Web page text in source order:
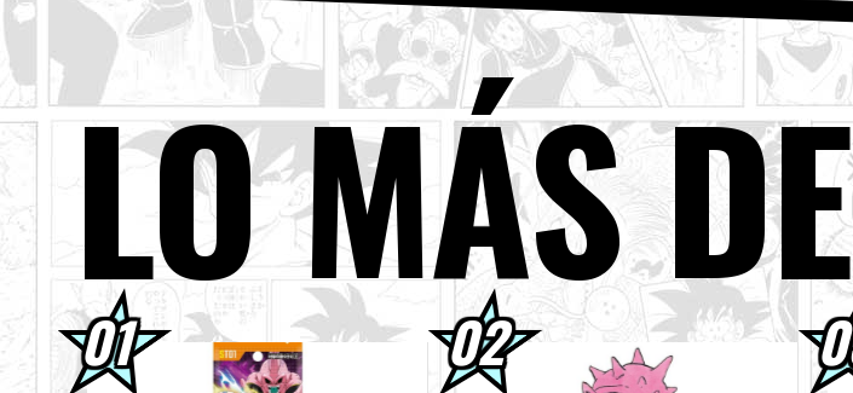
04.08.2026 Presentación semanal de personajes ☆
04.08.2026
¡Ya está a la venta la edición de
de Dragon Ball SD y todos los divertidos
03.08.2026 [3 de agosto] ¡Noticias semanales de
03.08.2026 ¡Super Saiyan Goku se une a la serie BLOOD
01.08.2026
¡Los packs de avance de Dragon Ball
venta!
30.07.2026
DRAGON BALL: ¡Sparking! ¡Llega el
¡Mira las imágenes de las nuevas
30.07.2026
[¡Entrevista con Hironobu Kageyama!]
DRAGON BALL: Sparking! ZERO para el
LO MÁS